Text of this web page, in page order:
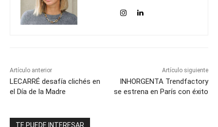
Artículo anterior
LECARRÉ desafía clichés en
el Día de la Madre
Artículo siguiente
INHORGENTA Trendfactory
se estrena en París con éxito
TE PUEDE INTERESAR